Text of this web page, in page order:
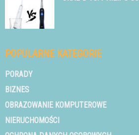
POPULARNE KATEGORIE
PORADY
BIZNES
OBRAZOWANIE KOMPUTEROWE
NIERUCHOMOŚCI